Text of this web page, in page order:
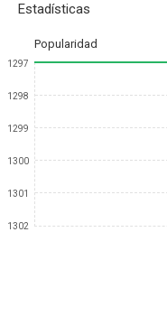
Estadísticas
Popularidad
1297
1298
1299
1300
1301
1302